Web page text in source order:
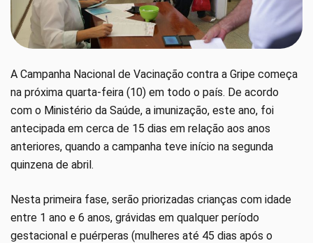
A Campanha Nacional de Vacinação contra a Gripe começa
na próxima quarta-feira (10) em todo o país. De acordo
com o Ministério da Saúde, a imunização, este ano, foi
antecipada em cerca de 15 dias em relação aos anos
anteriores, quando a campanha teve início na segunda
quinzena de abril.
Nesta primeira fase, serão priorizadas crianças com idade
entre 1 ano e 6 anos, grávidas em qualquer período
gestacional e puérperas (mulheres até 45 dias após o